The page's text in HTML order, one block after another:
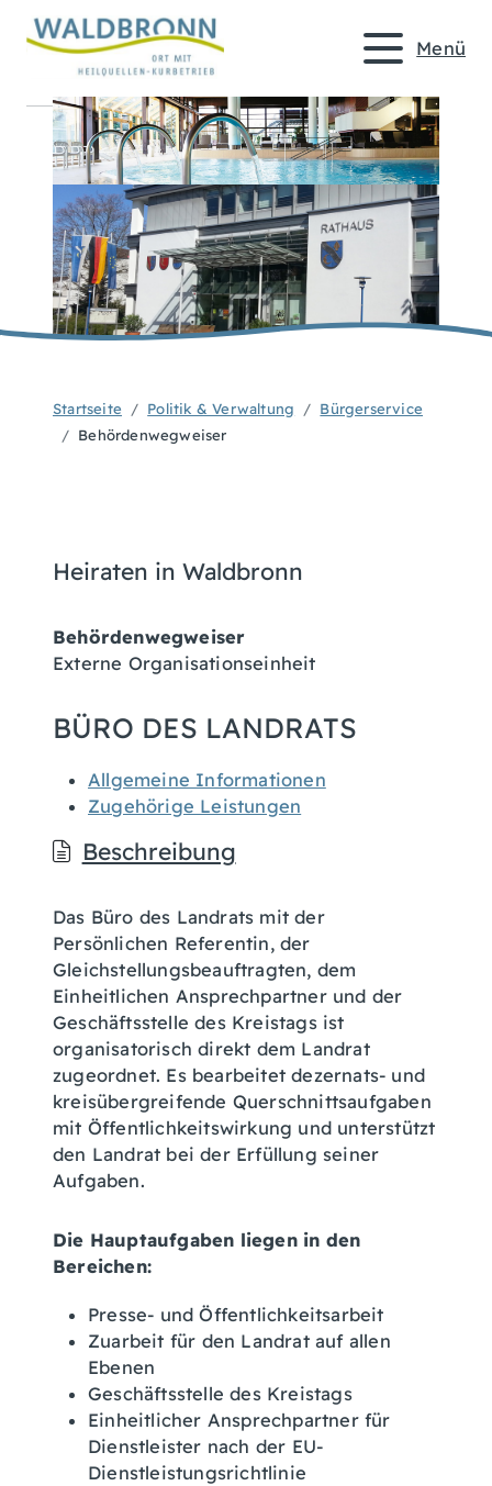
Menü
Startseite Politik & Verwaltung
Bürgerservice
Behördenwegweiser
Heiraten in Waldbronn
Behördenwegweiser
Externe Organisationseinheit
BÜRO DES LANDRATS
Allgemeine Informationen
Zugehörige Leistungen
Beschreibung
Das Büro des Landrats mit der
Persönlichen Referentin, der
Gleichstellungsbeauftragten, dem
Einheitlichen Ansprechpartner und der
Geschäftsstelle des Kreistags ist
organisatorisch direkt dem Landrat
zugeordnet. Es bearbeitet dezernats- und
kreisübergreifende Querschnittsaufgaben
mit Öffentlichkeitswirkung und unterstützt
den Landrat bei der Erfüllung seiner
Aufgaben.
Die Hauptaufgaben liegen in den
Bereichen:
Presse- und Öffentlichkeitsarbeit
Zuarbeit für den Landrat auf allen
Ebenen
Geschäftsstelle des Kreistags
Einheitlicher Ansprechpartner für
Dienstleister nach der EU-
Dienstleistungsrichtlinie